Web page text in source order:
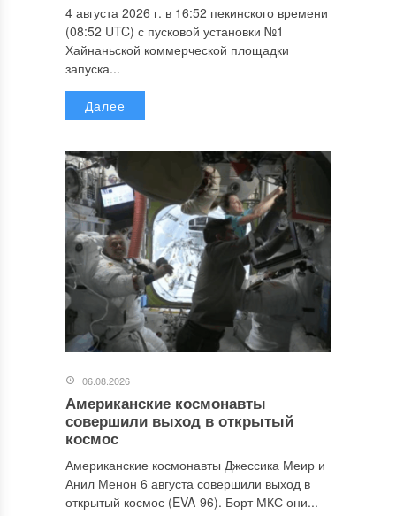
4 августа 2026 г. в 16:52 пекинского времени
(08:52 UTC) с пусковой установки №1
Хайнаньской коммерческой площадки
запуска...
Далее
06.08.2026
Американские космонавты
совершили выход в открытый
космос
Американские космонавты Джессика Меир и
Анил Менон 6 августа совершили выход в
открытый космос (EVA-96). Борт МКС они...